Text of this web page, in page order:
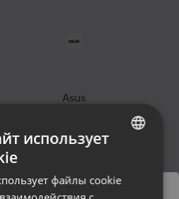
Asus
RUSSIAN
использует
файлы cookie